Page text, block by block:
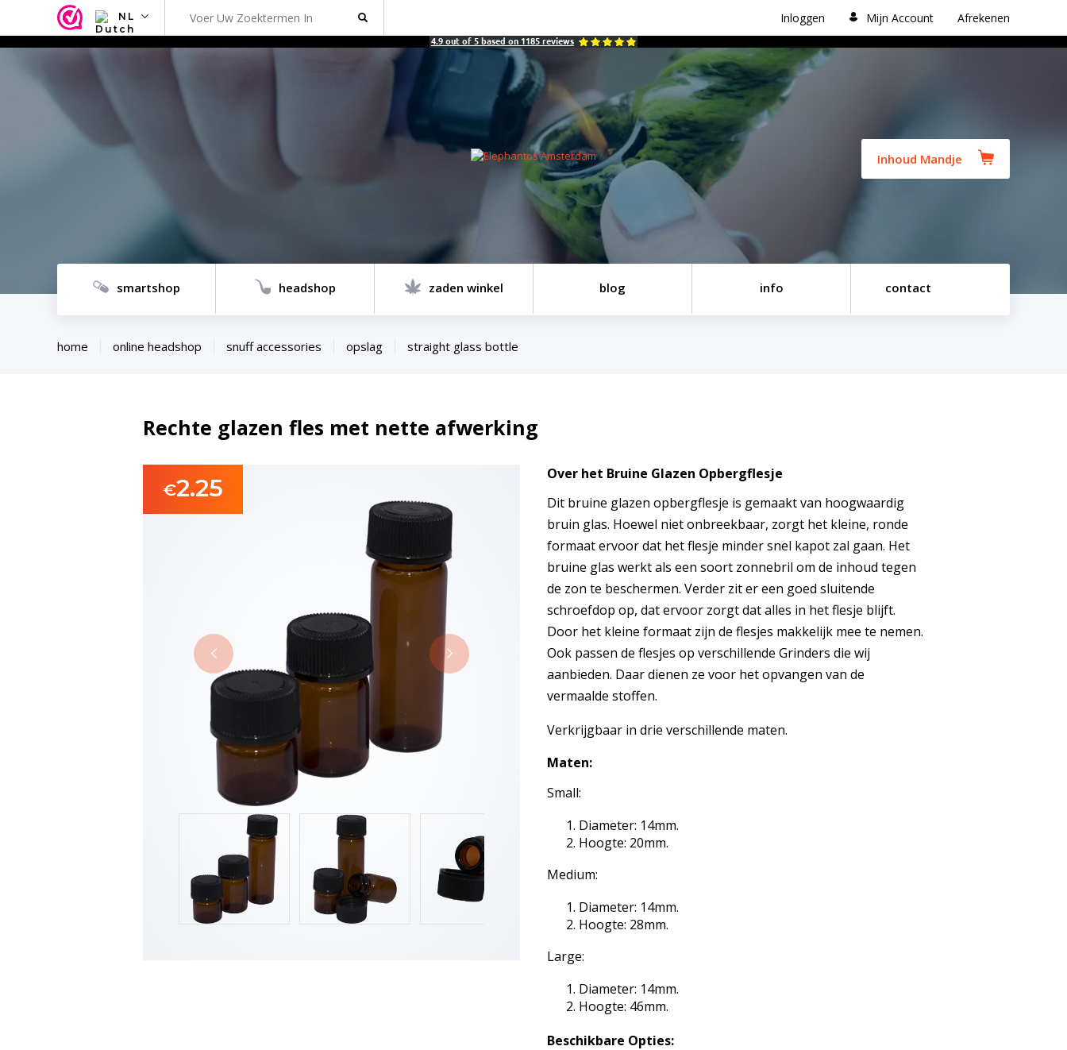
NL Inloggen Mijn Account Afrekenen
4.9 out of 5 based on 1185 reviews
Inhoud Mandje
smartshop headshop zaden winkel blog info contact
home online headshop snuff accessories opslag straight glass bottle
Rechte glazen fles met nette afwerking
€2.25
Over het Bruine Glazen Opbergflesje
Dit bruine glazen opbergflesje is gemaakt van hoogwaardig
bruin glas. Hoewel niet onbreekbaar, zorgt het kleine, ronde
formaat ervoor dat het flesje minder snel kapot zal gaan. Het
bruine glas werkt als een soort zonnebril om de inhoud tegen
de zon te beschermen. Verder zit er een goed sluitende
schroefdop op, dat ervoor zorgt dat alles in het flesje blijft.
Door het kleine formaat zijn de flesjes makkelijk mee te nemen.
Ook passen de flesjes op verschillende Grinders die wij
aanbieden. Daar dienen ze voor het opvangen van de
vermaalde stoffen.
Verkrijgbaar in drie verschillende maten.
Maten:
Small:
Diameter: 14mm.
Hoogte: 20mm.
Medium:
Diameter: 14mm.
Hoogte: 28mm.
Large:
Diameter: 14mm.
Hoogte: 46mm.
Beschikbare Opties: